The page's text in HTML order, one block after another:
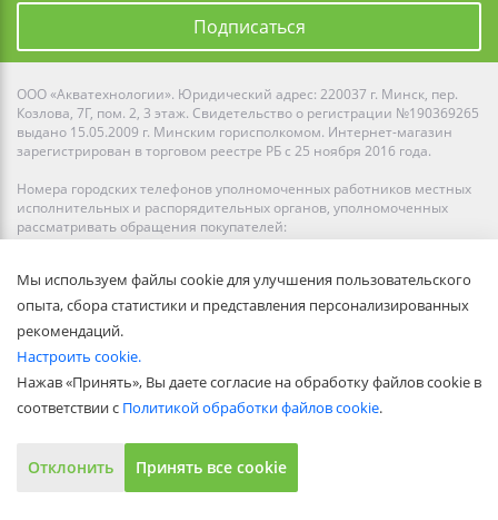
Подписаться
ООО «Акватехнологии». Юридический адрес: 220037 г. Минск, пер.
Козлова, 7Г, пом. 2, 3 этаж. Свидетельство о регистрации №190369265
выдано 15.05.2009 г. Минским горисполкомом. Интернет-магазин
зарегистрирован в торговом реестре РБ с 25 ноября 2016 года.
Номера городских телефонов уполномоченных работников местных
исполнительных и распорядительных органов, уполномоченных
рассматривать обращения покупателей:
+375 17 294-63-73 – главный специалист отдела торговли и услуг –
Партизанского района г. Минска.
+375 17 218-00-82 – главное управление торговли и услуг Минского
городского исполнительного комитета.
По вопросам, касающимся случаев нарушения прав потребителей,
вы можете обратиться по электронному адресу
Рейтинг Ydachnik.by
Средняя оценка:4.9из5на основании голосования 10
Наши магазины представлены в Минске, Бресте, Витебске, Гомеле,
Гродно, Могилеве, Бобруйске, Барановичах, Молодечно,
Мы используем файлы cookie для улучшения пользовательского
опыта, сбора статистики и представления персонализированных
рекомендаций.
Настроить cookie.
Нажав «Принять», Вы даете согласие на обработку файлов cookie в
соответствии с Политикой обработки файлов cookie.
Отклонить Принять все cookie